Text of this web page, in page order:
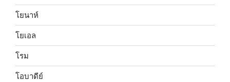
โยนาห์
โยเอล
โรม
โอบาดีย์